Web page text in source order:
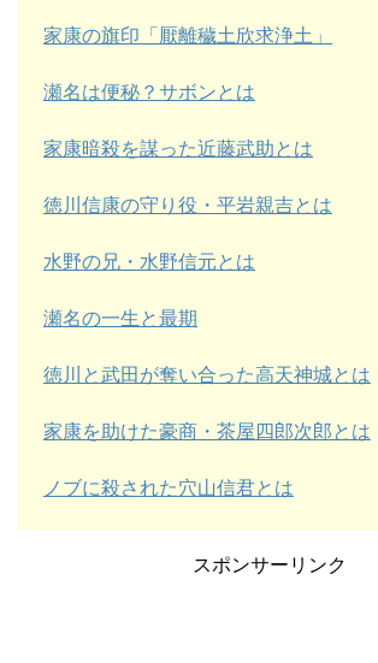
家康の旗印「厭離穢土欣求浄土」
瀬名は便秘？サボンとは
家康暗殺を謀った近藤武助とは
徳川信康の守り役・平岩親吉とは
水野の兄・水野信元とは
瀬名の一生と最期
徳川と武田が奪い合った高天神城とは
家康を助けた豪商・茶屋四郎次郎とは
ノブに殺された穴山信君とは
スポンサーリンク